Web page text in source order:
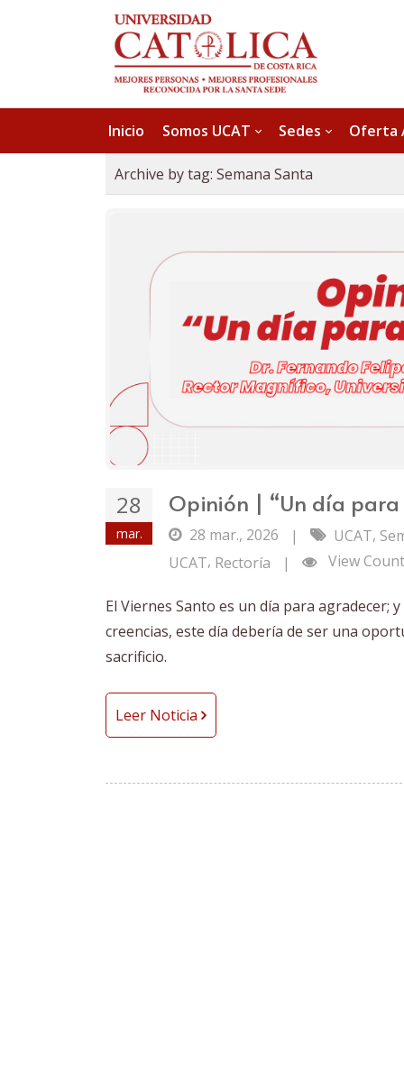
Inicio Somos UCAT Sedes Oferta
Archive by tag: Semana Santa
28
mar.
Opinión | “Un día
28 mar., 2026 | UCAT,
UCAT, Rectoría | View
El Viernes Santo es un día para
creencias, este día debería de ser una
sacrificio.
Leer Noticia